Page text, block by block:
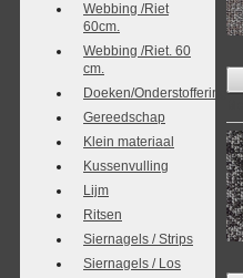
Webbing /Riet
60cm.
Webbing /Riet. 60
cm.
Doeken/Onderstoffering
Gereedschap
Klein materiaal
Kussenvulling
Lijm
Ritsen
Siernagels / Strips
Siernagels / Los